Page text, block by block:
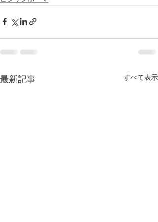
最新記事 すべて表示